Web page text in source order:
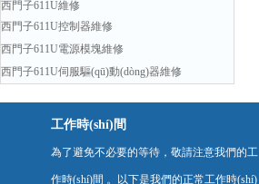
西門子611U維修
西門子611U控制器維修
西門子611U電源模塊維修
西門子611U伺服驅(qū)動(dòng)器維修
工作時(shí)間
為了避免不必要的等待，敬請注意我們的工
作時(shí)間 。以下是我們的正常工作時(shí)